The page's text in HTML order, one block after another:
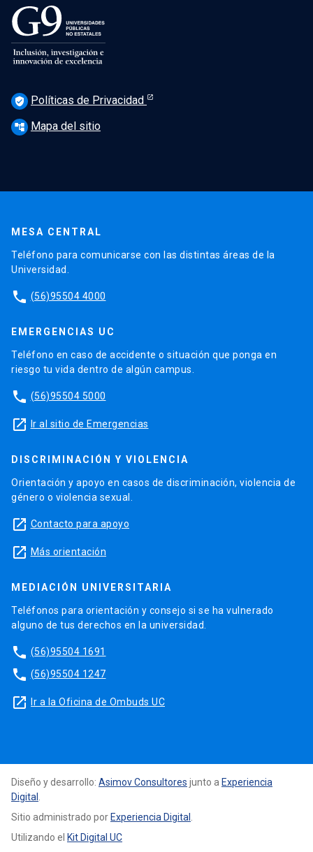
verified_user Políticas de Privacidad
account_tree Mapa del sitio
MESA CENTRAL
Teléfono para comunicarse con las distintas áreas de la
Universidad.
phone (56)95504 4000
EMERGENCIAS UC
Teléfono en caso de accidente o situación que ponga en
riesgo tu vida dentro de algún campus.
phone (56)95504 5000
launch Ir al sitio de Emergencias
DISCRIMINACIÓN Y VIOLENCIA
Orientación y apoyo en casos de discriminación, violencia de
género o violencia sexual.
launch Contacto para apoyo
launch Más orientación
MEDIACIÓN UNIVERSITARIA
Teléfonos para orientación y consejo si se ha vulnerado
alguno de tus derechos en la universidad.
phone (56)95504 1691
phone (56)95504 1247
launch Ir a la Oficina de Ombuds UC
Diseño y desarrollo: Asimov Consultores junto a Experiencia
Digital
Sitio administrado por Experiencia Digital
Utilizando el Kit Digital UC